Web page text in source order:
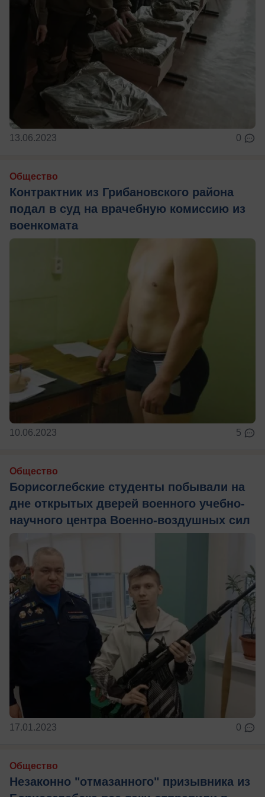
13.06.2023 0
Общество
Контрактник из Грибановского района
подал в суд на врачебную комиссию из
военкомата
10.06.2023 5
Общество
Борисоглебские студенты побывали на
дне открытых дверей военного учебно-
научного центра Военно-воздушных сил
17.01.2023 0
Общество
Незаконно "отмазанного" призывника из